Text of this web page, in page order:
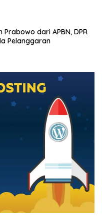
Prabowo dari APBN, DPR
Pelanggaran